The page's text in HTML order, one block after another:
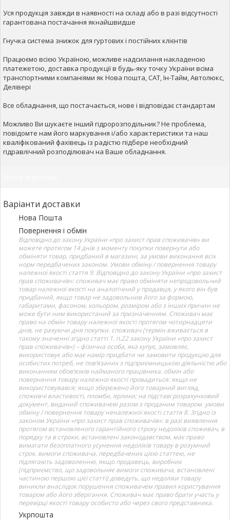
Уся продукція завжди в наявності на складі або в разі відсутності
гарантована постачання якнайшвидше
Гнучка система знижок для гуртових і постійних клієнтів
Працюємо всією Україною, можливе надсилання накладеною
платежетою, доставка продукції в будь-яку точку України всіма
транспортними компаніями як Нова пошта, САТ, Ін-Тайм, Автолюкс,
Делівері
Все обладнання, що постачається, нове і відповідає стандартам
Можливо Ви шукаєте інший гідророзподільник? Не проблема,
повідомте нам його маркування і/або характеристики та наш
кваліфікований фахівець із радістю підбере необхідний
гідравлічний розподілювач на Ваше обладнання.
Варіанти доставки
Нова Пошта
Повернення і обмін
Відповідно до закону України «про захист прав споживачів» ви
можете протягом 14 днів з моменту покупки повернути або
обміняти товар, придбаний в магазині, за умови виконання всіх
норм передбачених законом. Умови обміну / повернення товару
належної якості стаття 9. Відповідно до закону України «про захист
прав споживачів»: споживач має право обміняти непродовольчий
товар належної якості на аналогічний у продавця, у якого він був
придбаний, якщо товар не задовольнив його за формою,
габаритами, фасоном, кольором, розміром або з інших причин не
може бути ним використаний за призначенням. Споживач має
право на обмін товару належної якості протягом чотирнадцяти
днів, не рахуючи дня покупки. споживач (термін вживається в
такому значенні згідно статті 1. п.22 закону України «про захист
прав споживачів») – фізична особа, яка купує, замовляє,
використовує або має намір придбати чи замовити продукцію для
особистих потреб, не пов’язаних з підприємницькою діяльністю або
виконанням обов’язків найманого працівника. обмін або
повернення товару належної якості провадиться: якщо не
використовувався; якщо збережено його товарний вигляд,
споживчі властивості, пломби, ярлики; на підставі розрахунковий
документ, виданий споживачеві разом з проданим товаром. умови
обміну / повернення товару неналежної якості стаття 8. Згідно із
законом України «про захист прав споживачів»: в разі виявлення
протягом встановленого гарантійного строку недоліків споживач, в
порядку та в строки, встановлені законодавством, має право
вимагати безоплатного усунення недоліків товару в розумний
строк. вимоги споживача, передбачених цією статтею, не
підлягають задоволенню, якщо продавець, виробник
(підприємство, що задовольняє вимоги споживача, встановлені
частиною першою цієї статті) доведуть, що недоліки товару
виникли внаслідок порушення споживачем правил користування
товаром або його зберігання. Споживач має право брати участь у
перевірці якості товару особисто або через свого представника.
Укрпошта